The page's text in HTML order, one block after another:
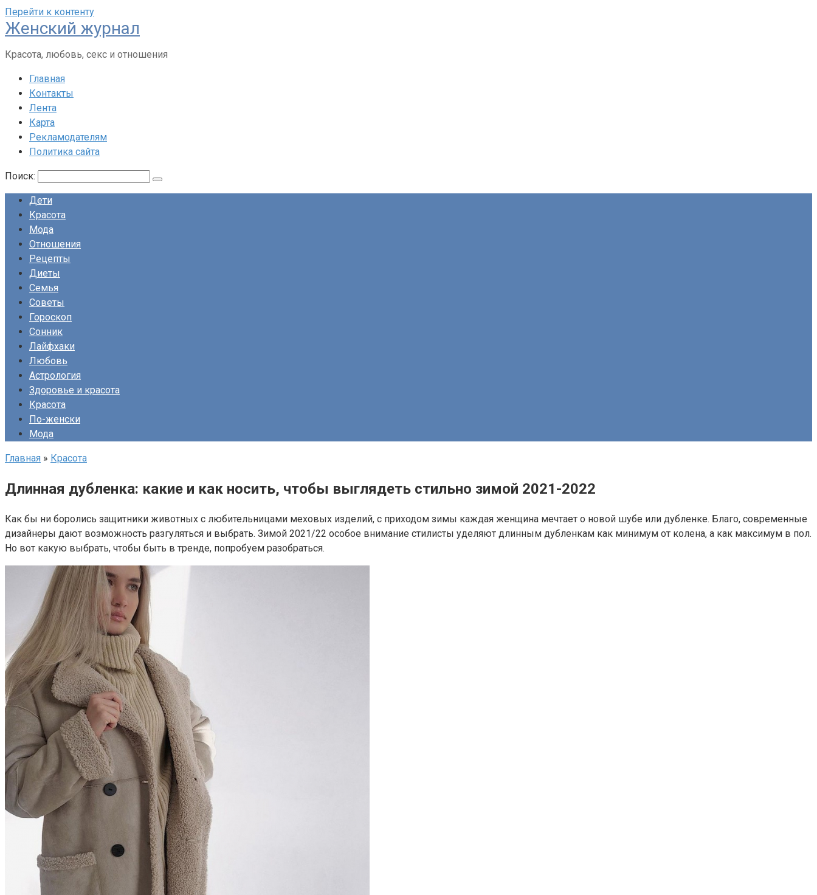
Перейти к контенту
Женский журнал
Красота, любовь, секс и отношения
Главная
Контакты
Лента
Карта
Рекламодателям
Политика сайта
Поиск:
Дети
Красота
Мода
Отношения
Рецепты
Диеты
Семья
Советы
Гороскоп
Сонник
Лайфхаки
Любовь
Астрология
Здоровье и красота
Красота
По-женски
Мода
Главная » Красота
Длинная дубленка: какие и как носить, чтобы выглядеть стильно зимой 2021-2022
Как бы ни боролись защитники животных с любительницами меховых изделий, с приходом зимы каждая женщина мечтает о новой шубе или дубленке. Благо, современные
дизайнеры дают возможность разгуляться и выбрать. Зимой 2021/22 особое внимание стилисты уделяют длинным дубленкам как минимум от колена, а как максимум в пол.
Но вот какую выбрать, чтобы быть в тренде, попробуем разобраться.